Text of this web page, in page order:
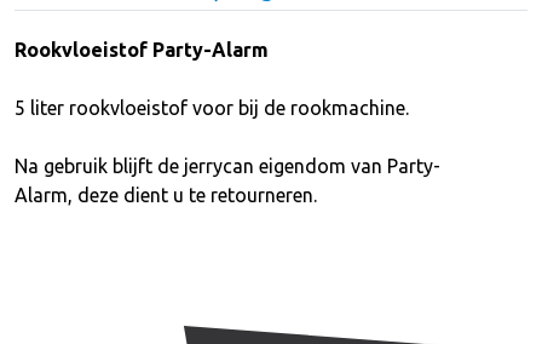
Rookvloeistof Party-Alarm
5 liter rookvloeistof voor bij de rookmachine.
Na gebruik blijft de jerrycan eigendom van Party-
Alarm, deze dient u te retourneren.